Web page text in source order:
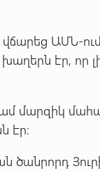
վճարեց ԱՄՆ-
էր, որ
մարզիկ
էր։
ծանրորդ